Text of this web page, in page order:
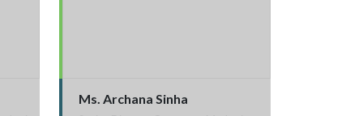
Ms. Archana Sinha